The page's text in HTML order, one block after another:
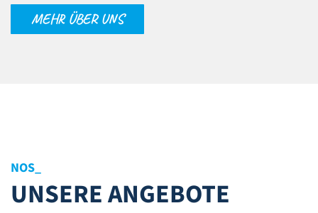
MEHR ÜBER UNS
NOS SERVI
UNSERE ANGEBOTE